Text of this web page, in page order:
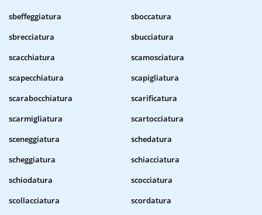
sbeffeggiatura
sboccatura
sbrecciatura
sbucciatura
scacchiatura
scamosciatura
scapecchiatura
scapigliatura
scarabocchiatura
scarificatura
scarmigliatura
scartocciatura
sceneggiatura
schedatura
scheggiatura
schiacciatura
schiodatura
scocciatura
scollacciatura
scordatura